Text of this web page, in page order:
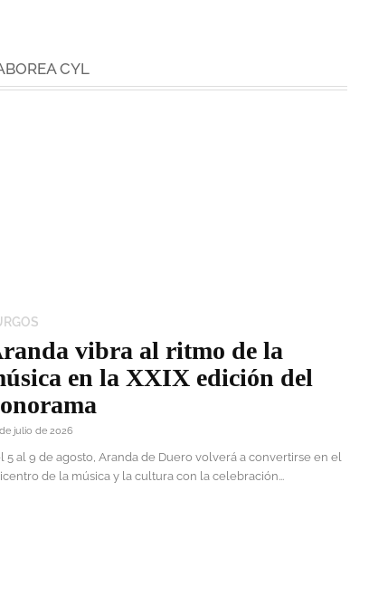
CYL
vibra al ritmo de la
en la XXIX edición del
julio de 2026
5 al 9 de agosto, Aranda de Duero volverá a convertirse en el
de la música y la cultura con la celebración...